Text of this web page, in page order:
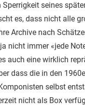
Sperrigkeit seines
es, dass nicht alle
Archive nach
nicht immer «jede
auch eine wirklich
dass die in den
selbst
nicht als Box